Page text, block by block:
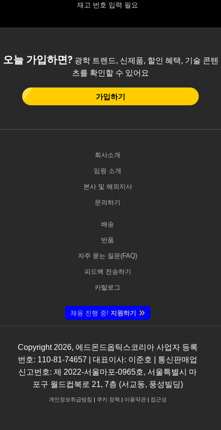
재고 번호 입력 필요
오늘 가입하면?광학 트렌드, 신제품, 할인 혜택, 기술 콘텐
츠를 확인할 수 있어요
가입하기
회사소개
임원 소개
본사 및 해외지사
문의하기
배송
반품
자주 묻는 질문(FAQ)
피드백 전송하기
카탈로그
채용 진행 중! 지원하기
Copyright 2026, 에드몬드옵틱스코리아 사업자 등록
번호: 110-81-74657 | 대표이사: 이준호 | 통신판매업
신고번호: 제 2022-서울마포-0965호, 서울특별시 마
포구 월드컵북로 21, 7층 (서교동, 풍성빌딩)
개인정보취급방침 | 쿠키 정책 | 이용약관| 접근성